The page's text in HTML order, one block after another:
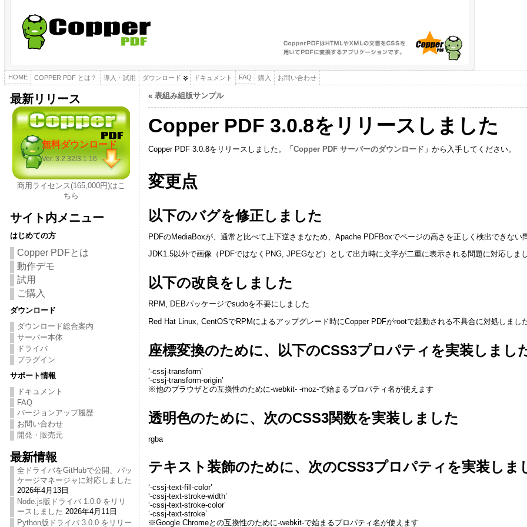
HOME COPPER PDF とは？ 導入・試用 ダウンロード ドキュメント FAQ 購入 お問い合わせ
最新リリース
無料ダウンロード
Ver. 3.2.32/3.1.16
商用ライセンス(165,000円)はこ
ちら
サイト内メニュー
はじめての方
Copper PDFとは
動作デモ
試用
ご購入
ダウンロード
ダウンロード総合案内
サーバー本体
ドライバ
プラグイン
サポート情報
ドキュメント
FAQ
バージョンアップ履歴
お問い合わせ
開発・販売元
最新情報
全ドライバをGitHubで公開、パッ
ケージマネージャに対応しました
2026年4月13日
Node.js版ドライバ 1.0.0 をリリ
ースしました 2026年4月11日
Python版ドライバ 3.0.0 をリリー
« 表組み組版サンプル
Copper PDF 3.0.8をリリースしました
Copper PDF 3.0.8をリリースしました。 「Copper PDF サーバーのダウンロード」 から入手してください。
変更点
以下のバグを修正しました
PDFのMediaBoxが、通常と比べて上下逆さまなため、Apache PDFBoxでページの高さを正しく検出できない
JDK1.5以外で画像（PDFではなくPNG, JPEGなど）として出力時に文字が二重に表示される問題に対応しま
以下の改良をしました
RPM, DEBパッケージでsudoを不要にしました
Red Hat Linux, CentOSでRPMによるアップグレード時にCopper PDFがrootで起動される不具合に対処しまし
座標変換のために、以下のCSS3プロパティを実装しまし
‘-cssj-transform’
‘-cssj-transform-origin’
※他のブラウザとの互換性のために-webkit- -moz-で始まるプロパティ名が使えます
透明色のために、次のCSS3関数を実装しました
rgba
テキスト装飾のために、次のCSS3プロパティを実装しま
‘-cssj-text-fill-color’
‘-cssj-text-stroke-width’
‘-cssj-text-stroke-color’
‘-cssj-text-stroke’
※Google Chromeとの互換性のために-webkit-で始まるプロパティ名が使えます